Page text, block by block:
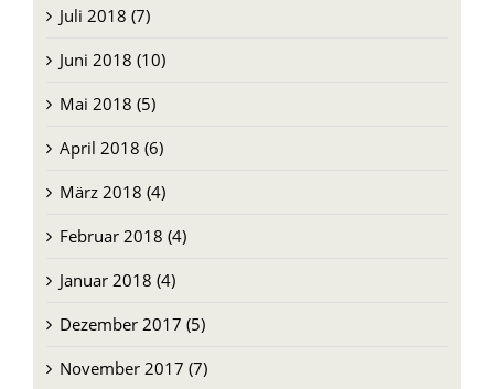
Juli 2018 (7)
Juni 2018 (10)
Mai 2018 (5)
April 2018 (6)
März 2018 (4)
Februar 2018 (4)
Januar 2018 (4)
Dezember 2017 (5)
November 2017 (7)